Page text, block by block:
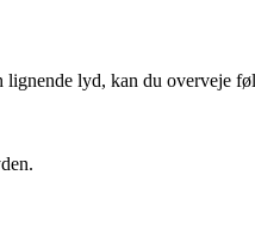
lyd, kan du overveje